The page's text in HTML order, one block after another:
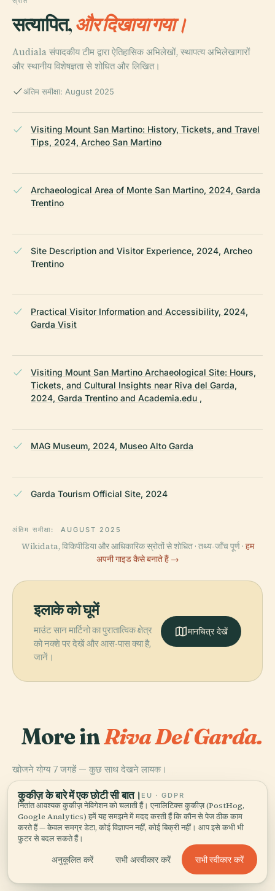
सत्यापित,और दिखाया गया।
Audiala संपादकीय टीम द्वारा ऐतिहासिक अभिलेखों, स्थापत्य अभिलेखागारों
और स्थानीय विशेषज्ञता से शोधित और लिखित।
अंतिम समीक्षा: August 2025
Visiting Mount San Martino: History, Tickets, and Travel
Tips, 2024, Archeo San Martino
Archaeological Area of Monte San Martino, 2024, Garda
Trentino
Site Description and Visitor Experience, 2024, Archeo
Trentino
Practical Visitor Information and Accessibility, 2024,
Garda Visit
Visiting Mount San Martino Archaeological Site: Hours,
Tickets, and Cultural Insights near Riva del Garda,
2024, Garda Trentino and Academia.edu ,
MAG Museum, 2024, Museo Alto Garda
Garda Tourism Official Site, 2024
अंतिम समीक्षा: AUGUST 2025
Wikidata, विकिपीडिया और आधिकारिक स्रोतों से शोधित · तथ्य-जाँच पूर्ण · हम
अपनी गाइड कैसे बनाते हैं →
इलाके को घूमें
माउंट सान मार्टिनो का पुरातात्विक क्षेत्र
को नक्शे पर देखें और आस-पास क्या है,
जानें।
मानचित्र देखें
More inRiva Del Garda.
खोजने योग्य 7 जगहें — कुछ साथ देखने लायक।
PLACE
Rोक्का दी रिवा
PLACE
पोर्टा सैन मिकेले
PLACE
रिवा डेल गार्डा में शहर
के द्वार
सां ब्रिज़ियो चर्च
Riva Del Garda की सभी 7 जगहें
कुकीज़ के बारे में एक छोटी सी बात। EU · GDPR
नितांत आवश्यक कुकीज़ नेविगेशन को चलाती हैं। एनालिटिक्स कुकीज़ (PostHog,
Google Analytics) हमें यह समझने में मदद करती हैं कि कौन से पेज ठीक काम
करते हैं — केवल समग्र डेटा, कोई विज्ञापन नहीं, कोई बिक्री नहीं। आप इसे कभी भी
फ़ुटर से बदल सकते हैं।
अनुकूलित करें सभी अस्वीकार करें सभी स्वीकार करें